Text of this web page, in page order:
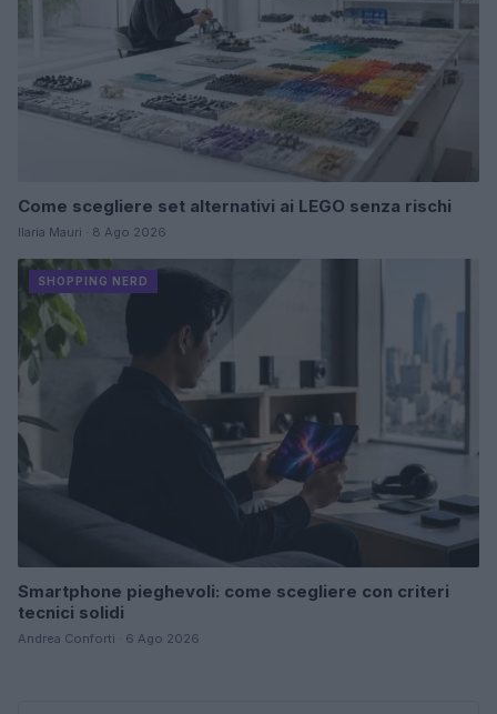
Come scegliere set alternativi ai LEGO senza rischi
Ilaria Mauri · 8 Ago 2026
SHOPPING NERD
Smartphone pieghevoli: come scegliere con criteri
tecnici solidi
Andrea Conforti · 6 Ago 2026